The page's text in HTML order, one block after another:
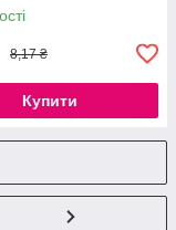
8,17 ₴
Купити